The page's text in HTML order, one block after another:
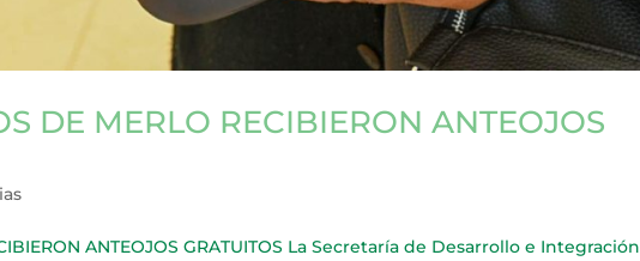
DE MERLO RECIBIERON ANTEOJOS
ANTEOJOS GRATUITOS La Secretaría de Desarrollo e Integración